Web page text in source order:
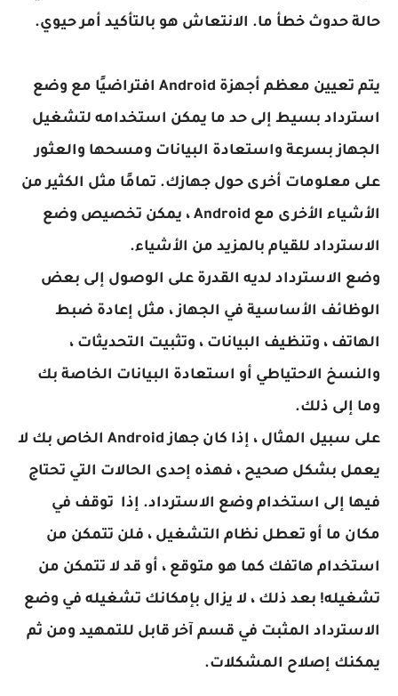
حالة حدوث خطأ ما. الانتعاش هو بالتأكيد أمر حيوي.
يتم تعيين معظم أجهزة Android افتراضيًا مع وضع
استرداد بسيط إلى حد ما يمكن استخدامه لتشغيل
الجهاز بسرعة واستعادة البيانات ومسحها والعثور
على معلومات أخرى حول جهازك. تمامًا مثل الكثير من
الأشياء الأخرى مع Android ، يمكن تخصيص وضع
الاسترداد للقيام بالمزيد من الأشياء.
وضع الاسترداد لديه القدرة على الوصول إلى بعض
الوظائف الأساسية في الجهاز ، مثل إعادة ضبط
الهاتف ، وتنظيف البيانات ، وتثبيت التحديثات ،
والنسخ الاحتياطي أو استعادة البيانات الخاصة بك
وما إلى ذلك.
على سبيل المثال ، إذا كان جهاز Android الخاص بك لا
يعمل بشكل صحيح ، فهذه إحدى الحالات التي تحتاج
فيها إلى استخدام وضع الاسترداد. إذا توقف في
مكان ما أو تعطل نظام التشغيل ، فلن تتمكن من
استخدام هاتفك كما هو متوقع ، أو قد لا تتمكن من
تشغيله! بعد ذلك ، لا يزال بإمكانك تشغيله في وضع
الاسترداد المثبت في قسم آخر قابل للتمهيد ومن ثم
يمكنك إصلاح المشكلات.